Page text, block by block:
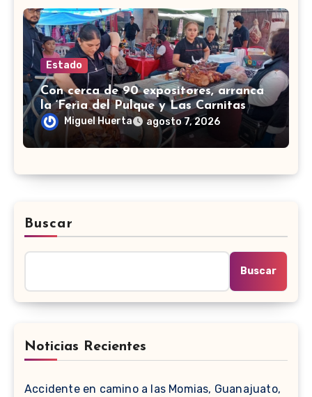
Estado
Con cerca de 90 expositores, arranca
la ‘Feria del Pulque y Las Carnitas
2026’ en Doctor Mora
Miguel Huerta agosto 7, 2026
Buscar
Buscar
Noticias Recientes
Accidente en camino a las Momias, Guanajuato,